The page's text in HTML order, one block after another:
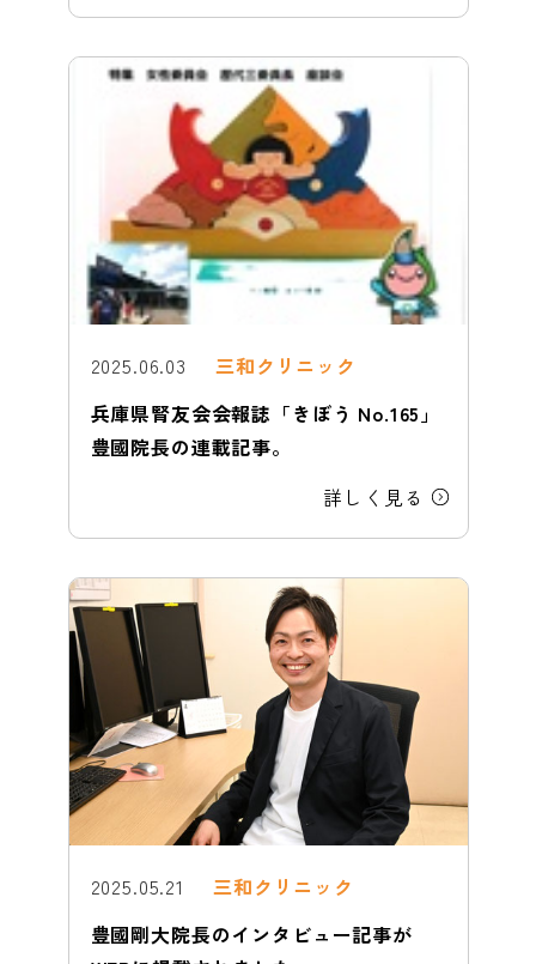
2025.06.03
三和クリニック
兵庫県腎友会会報誌「きぼう No.165」
豊國院長の連載記事。
詳しく見る
2025.05.21
三和クリニック
豊國剛大院長のインタビュー記事が